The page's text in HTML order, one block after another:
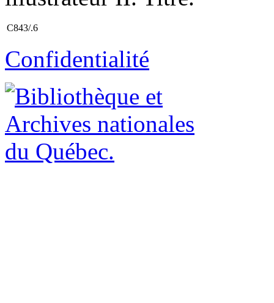
C843/.6
Confidentialité